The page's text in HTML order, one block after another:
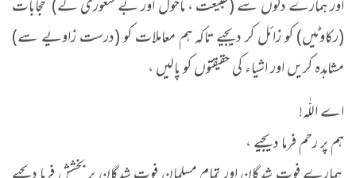
اور ہمارے دلوں سے (طبیعت ، ماحول اور بے شعوری کے) حجابات
(رکاوٹیں) کو زائل کر دیجیے تاکہ ہم معاملات کو (درست زاویے سے)
مشاہدہ کریں اور اشیاء کی حقیقتوں کو پالیں ،
اے اللّٰہ!
ہم پر رحم فرما دیجیے ،